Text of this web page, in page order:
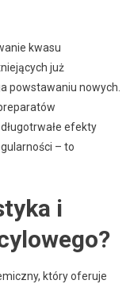
kwasu
już
powstawaniu nowych.
efekty
– to
i
który oferuje